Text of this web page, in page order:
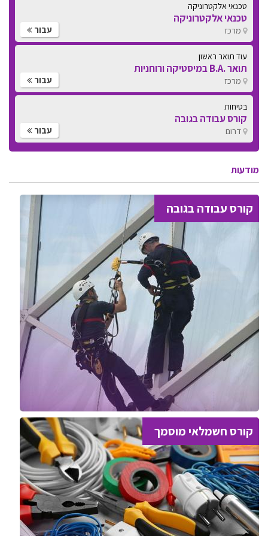
טכנאי אלקטרוניקה
טכנאי אלקטרוניקה
מרכז עבור
עוד תואר ראשון
תואר .B.A במיסטיקה ורוחניות
מרכז עבור
בטיחות
קורס עבודה בגובה
דרום עבור
מודעות
קורס עבודה בגובה
קורס חשמלאי מוסמך